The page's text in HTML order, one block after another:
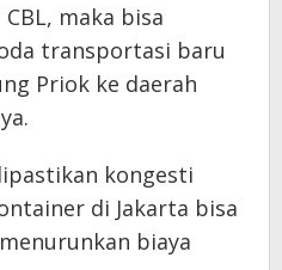
maka bisa
transportasi baru
Priok ke daerah
kongesti
di Jakarta bisa
biaya